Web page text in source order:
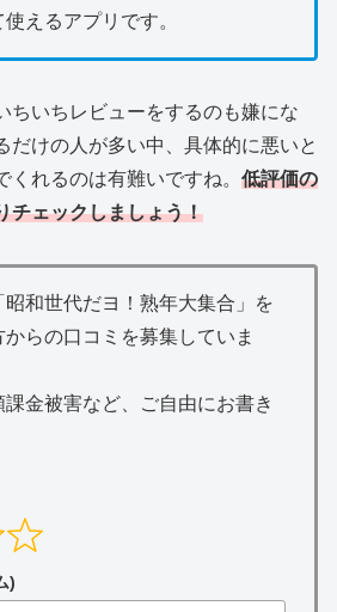
えるアプリです。
ちいちレビューをするのも嫌にな
だけの人が多い中、具体的に悪いと
れるのは有難いですね。 低評価の
チェックしましょう！
和世代だヨ！熟年大集合」を
らの口コミを募集していま
金被害など、ご自由にお書き
)